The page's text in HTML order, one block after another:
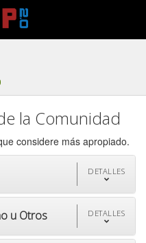
la Comunidad
considere más apropiado.
DETALLES
u Otros DETALLES